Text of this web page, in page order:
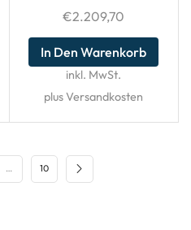
€2.209,70
In Den Warenkorb
inkl. MwSt.
plus Versandkosten
… 10